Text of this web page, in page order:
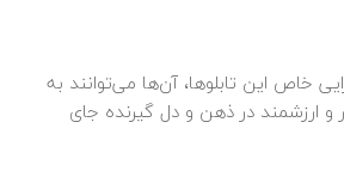
خاص این تابلوها، آن‌ها می‌توانند به
و ارزشمند در ذهن و دل گیرنده جای